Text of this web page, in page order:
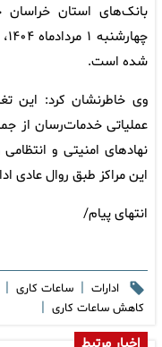
شده است.
وی خاطرنشان کرد: این
عملیاتی خدمات‌رسان از
نهادهای امنیتی و
این مراکز طبق روال عادی
انتهای پیام/
ادارات | ساعات کاری |
کاهش ساعات کاری |